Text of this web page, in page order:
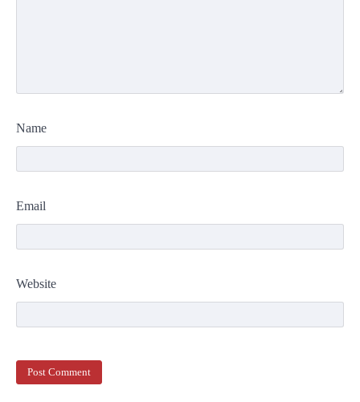
Name
Email
Website